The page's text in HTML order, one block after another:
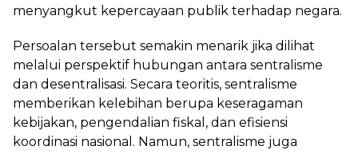
menyangkut kepercayaan publik terhadap negara.
Persoalan tersebut semakin menarik jika dilihat
melalui perspektif hubungan antara sentralisme
dan desentralisasi. Secara teoritis, sentralisme
memberikan kelebihan berupa keseragaman
kebijakan, pengendalian fiskal, dan efisiensi
koordinasi nasional. Namun, sentralisme juga